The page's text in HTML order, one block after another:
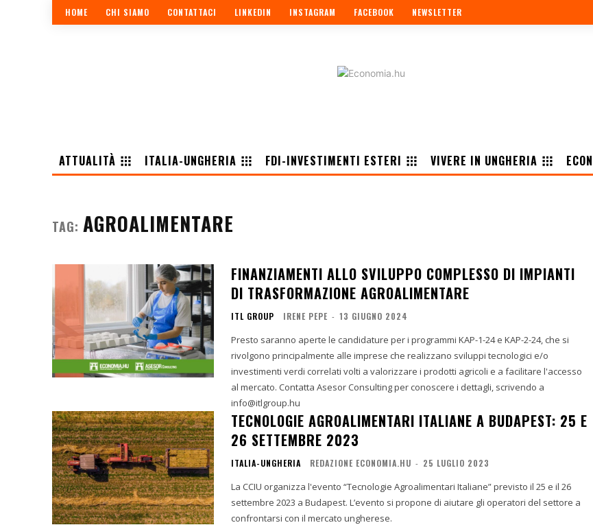
HOME CHI SIAMO CONTATTACI LINKEDIN INSTAGRAM FACEBOOK NEWSLETTER
ATTUALITÀ
ITALIA-UNGHERIA FDI-INVESTIMENTI ESTERI VIVERE IN UNGHERIA
TAG: AGROALIMENTARE
FINANZIAMENTI ALLO SVILUPPO COMPLESSO DI IMPIANTI
DI TRASFORMAZIONE AGROALIMENTARE
ITL GROUP IRENE PEPE - 13 GIUGNO 2024
Presto saranno aperte le candidature per i programmi KAP-1-24 e KAP-2-24, che si
rivolgono principalmente alle imprese che realizzano sviluppi tecnologici e/o
investimenti verdi correlati volti a valorizzare i prodotti agricoli e a facilitare l'accesso
al mercato. Contatta Asesor Consulting per conoscere i dettagli, scrivendo a
info@itlgroup.hu
TECNOLOGIE AGROALIMENTARI ITALIANE A BUDAPEST: 25 E
26 SETTEMBRE 2023
ITALIA-UNGHERIA REDAZIONE ECONOMIA.HU - 25 LUGLIO 2023
La CCIU organizza l'evento “Tecnologie Agroalimentari Italiane” previsto il 25 e il 26
settembre 2023 a Budapest. L’evento si propone di aiutare gli operatori del settore a
confrontarsi con il mercato ungherese.